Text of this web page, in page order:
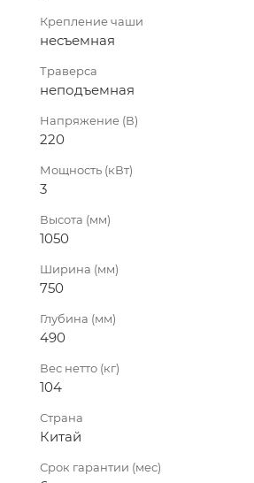
Крепление чаши
несъемная
Траверса
неподъемная
Напряжение (В)
220
Мощность (кВт)
3
Высота (мм)
1050
Ширина (мм)
750
Глубина (мм)
490
Вес нетто (кг)
104
Страна
Китай
Срок гарантии (мес)